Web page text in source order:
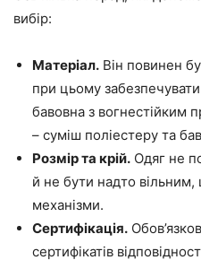
вибір:
Матеріал. Він повинен
при цьому
бавовна з вогнестійким
– суміш поліестеру та
Розмір та крій. Одяг не
й не бути надто
механізми.
Сертифікація.
сертифікатів